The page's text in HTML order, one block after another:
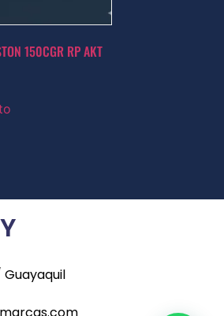
150CGR RP AKT
Guayaquil